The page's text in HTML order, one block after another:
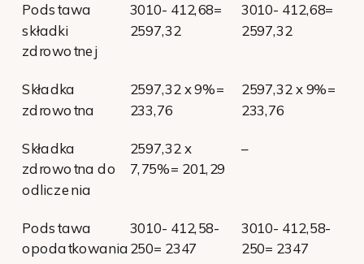
Podstawa
składki
zdrowotnej
3010- 412,68=
2597,32
3010- 412,68=
2597,32
Składka
zdrowotna
2597,32 x 9%=
233,76
2597,32 x 9%=
233,76
Składka
zdrowotna do
odliczenia
2597,32 x
7,75%= 201,29
–
Podstawa
opodatkowania
3010- 412,58-
250= 2347
3010- 412,58-
250= 2347